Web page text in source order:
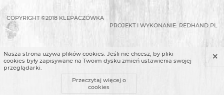
COPYRIGHT ©2018 KLEPACZÓWKA
PROJEKT I WYKONANIE: REDHAND.PL
Nasza strona używa plików cookies. Jeśli nie chcesz, by pliki
cookies były zapisywane na Twoim dysku zmień ustawienia swojej
przeglądarki.
×
Przeczytaj więcej o
cookies